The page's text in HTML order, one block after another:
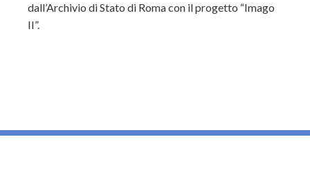
dall’Archivio di Stato di Roma con il progetto “Imago
II”.